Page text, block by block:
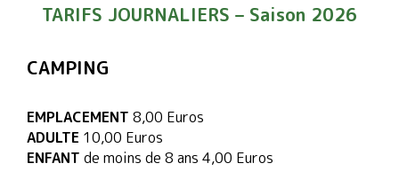
TARIFS JOURNALIERS – Saison 2026
CAMPING
EMPLACEMENT 8,00 Euros
ADULTE 10,00 Euros
ENFANT de moins de 8 ans 4,00 Euros